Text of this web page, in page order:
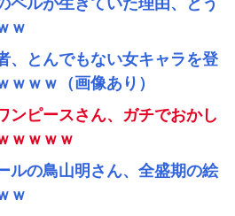
ペルが生きていた理由、とう
ｗ
、とんでもない女キャラを登
ｗｗ（画像あり）
ンピースさん、ガチでおかし
ｗｗｗｗ
ルの鳥山明さん、全盛期の絵
ｗ